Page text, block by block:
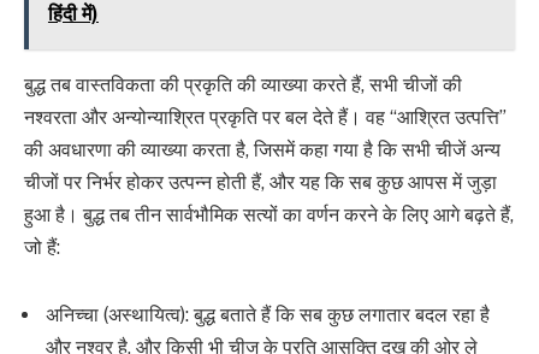
हिंदी में)
बुद्ध तब वास्तविकता की प्रकृति की व्याख्या करते हैं, सभी चीजों की
नश्वरता और अन्योन्याश्रित प्रकृति पर बल देते हैं। वह “आश्रित उत्पत्ति”
की अवधारणा की व्याख्या करता है, जिसमें कहा गया है कि सभी चीजें अन्य
चीजों पर निर्भर होकर उत्पन्न होती हैं, और यह कि सब कुछ आपस में जुड़ा
हुआ है। बुद्ध तब तीन सार्वभौमिक सत्यों का वर्णन करने के लिए आगे बढ़ते हैं,
जो हैं:
अनिच्चा (अस्थायित्व): बुद्ध बताते हैं कि सब कुछ लगातार बदल रहा है
और नश्वर है, और किसी भी चीज के प्रति आसक्ति दुख की ओर ले